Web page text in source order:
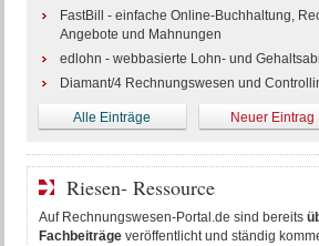
FastBill - einfache Online-Buchhaltung,
Angebote und Mahnungen
edlohn - webbasierte Lohn- und
Diamant/4 Rechnungswesen und
Alle Einträge Neuer Eintrag
Riesen- Ressource
Auf Rechnungswesen-Portal.de sind bereits
Fachbeiträgeveröffentlicht und ständig